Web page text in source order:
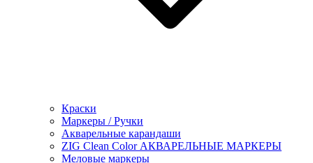
Краски
Маркеры / Ручки
Акварельные карандаши
ZIG Clean Color АКВАРЕЛЬНЫЕ МАРКЕРЫ
Меловые маркеры